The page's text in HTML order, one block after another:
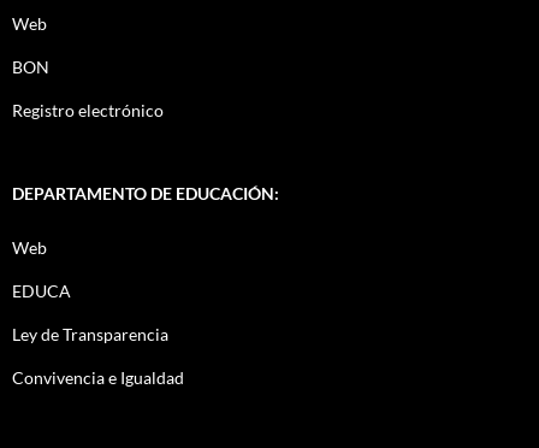
Web
BON
Registro electrónico
DEPARTAMENTO DE EDUCACIÓN:
Web
EDUCA
Ley de Transparencia
Convivencia e Igualdad